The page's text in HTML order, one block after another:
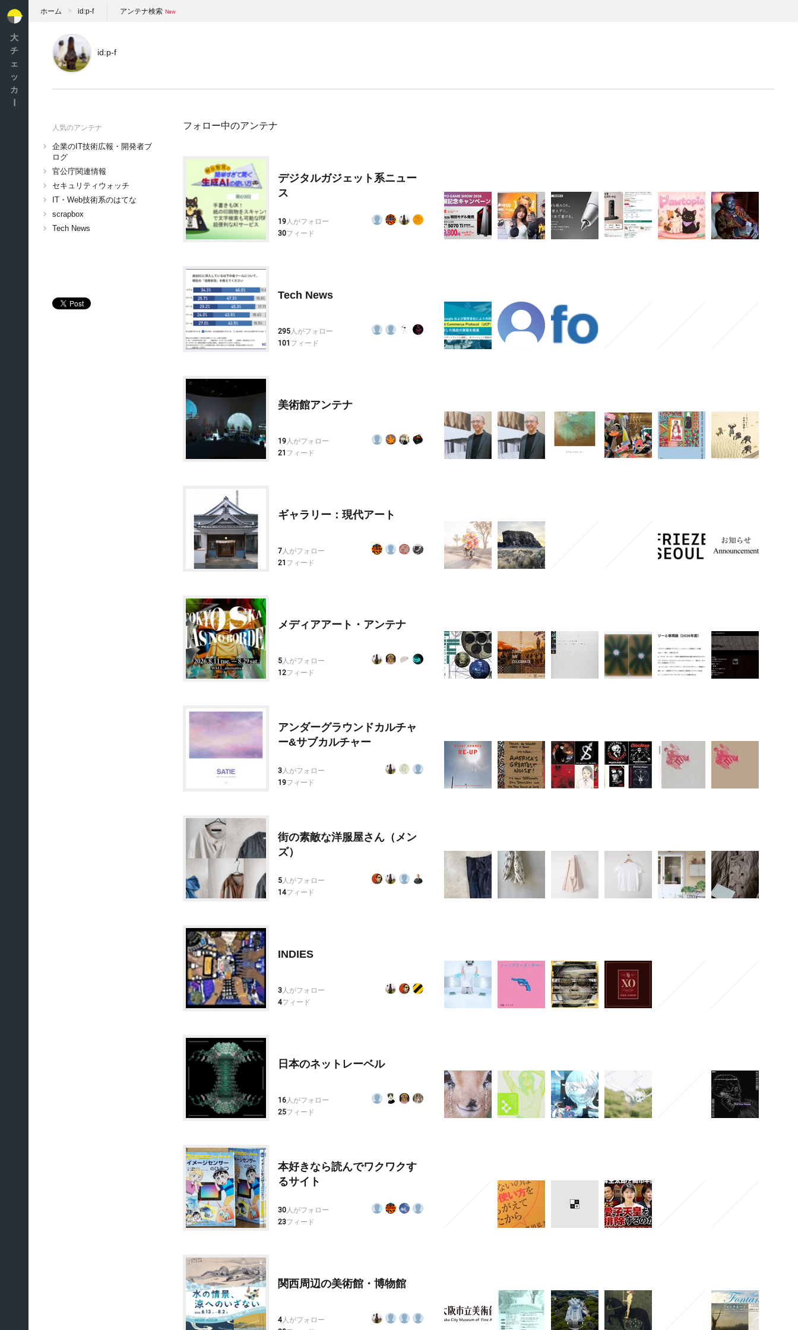
大
チ
ェ
ッ
カ
ホーム id:p-f アンテナ検索
id:p-f
人気のアンテナ
企業のIT技術広報・開発者ブ
ログ
官公庁関連情報
セキュリティウォッチ
IT・Web技術系のはてな
scrapbox
Tech News
フォロー中のアンテナ
デジタルガジェット系ニュー
ス
19人がフォロー
30フィード
Tech News
295人がフォロー
101 フィード
美術館アンテナ
19人がフォロー
21 フィード
ギャラリー：現代アート
7人がフォロー
21 フィード
メディアアート・アンテナ
5人がフォロー
12フィード
アンダーグラウンドカルチャ
ー&サブカルチャー
3人がフォロー
19フィード
街の素敵な洋服屋さん（メン
ズ）
5人がフォロー
14フィード
INDIES
3人がフォロー
4フィード
日本のネットレーベル
16人がフォロー
25フィード
本好きなら読んでワクワクす
るサイト
30人がフォロー
23フィード
関西周辺の美術館・博物館
4人がフォロー